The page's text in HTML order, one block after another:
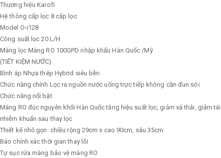
Thương hiệu Karofi
Hệ thông cấp lọc 8 cấp lọc
Model O-i128
Công suất lọc 20 L/H
Màng lọc Màng RO 100GPD nhập khẩu Hàn Quốc /Mỹ
(TIẾT KIỆM NƯỚC)
Bình áp Nhựa thép Hybrid siêu bền
Chức năng chính Lọc ra nguồn nước uống trực tiếp không cần đun sôi
Chức năng nổi bật
Màng RO đúc nguyên khối Hàn Quốc tăng hiệu suất lọc, giảm xả thải, giảm tái
nhiễm khuẩn sau thay lọc
Thiết kế nhỏ gọn: chiều rộng 29cm x cao 90cm, sâu 35cm
Báo chính xác thời gian thay lõi
Tự sục rửa màng bảo vệ màng RO